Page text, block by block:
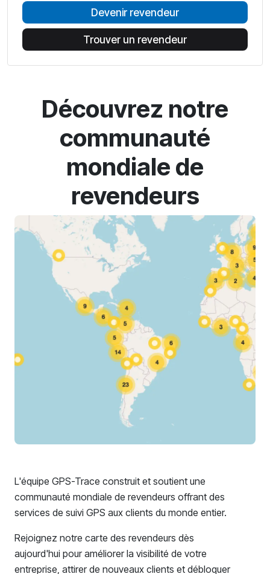
Devenir revendeur
Trouver un revendeur
Découvrez notre
communauté
mondiale de
revendeurs
L'équipe GPS-Trace construit et soutient une
communauté mondiale de revendeurs offrant des
services de suivi GPS aux clients du monde entier.
Rejoignez notre carte des revendeurs dès
aujourd'hui pour améliorer la visibilité de votre
entreprise, attirer de nouveaux clients et débloquer